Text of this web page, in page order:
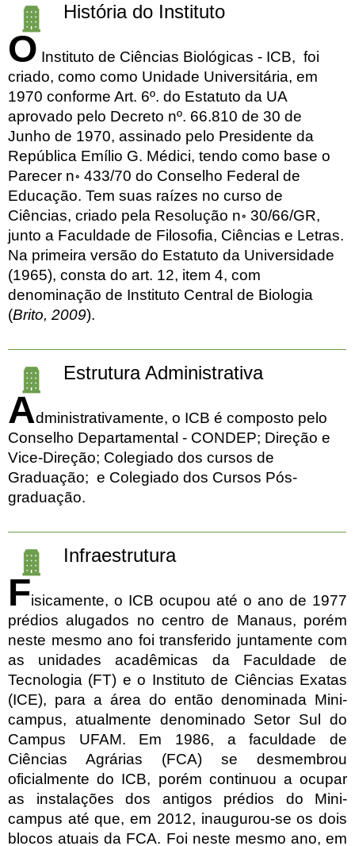
História do Instituto
O Instituto de Ciências Biológicas - ICB, foi
criado, como como Unidade Universitária, em
1970 conforme Art. 6º. do Estatuto da UA
aprovado pelo Decreto nº. 66.810 de 30 de
Junho de 1970, assinado pelo Presidente da
República Emílio G. Médici, tendo como base o
Parecer n॰ 433/70 do Conselho Federal de
Educação. Tem suas raízes no curso de
Ciências, criado pela Resolução n॰ 30/66/GR,
junto a Faculdade de Filosofia, Ciências e Letras.
Na primeira versão do Estatuto da Universidade
(1965), consta do art. 12, item 4, com
denominação de Instituto Central de Biologia
(Brito, 2009).
Estrutura Administrativa
Administrativamente, o ICB é composto pelo
Conselho Departamental - CONDEP; Direção e
Vice-Direção; Colegiado dos cursos de
Graduação; e Colegiado dos Cursos Pós-
graduação.
Infraestrutura
Fisicamente, o ICB ocupou até o ano de 1977
prédios alugados no centro de Manaus, porém
neste mesmo ano foi transferido juntamente com
as unidades acadêmicas da Faculdade de
Tecnologia (FT) e o Instituto de Ciências Exatas
(ICE), para a área do então denominada Mini-
campus, atualmente denominado Setor Sul do
Campus UFAM. Em 1986, a faculdade de
Ciências Agrárias (FCA) se desmembrou
oficialmente do ICB, porém continuou a ocupar
as instalações dos antigos prédios do Mini-
campus até que, em 2012, inaugurou-se os dois
blocos atuais da FCA. Foi neste mesmo ano, em